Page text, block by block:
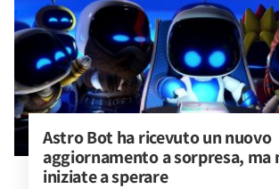
Astro Bot ha ricevuto un nuovo
aggiornamento a sorpresa, ma
iniziate a sperare